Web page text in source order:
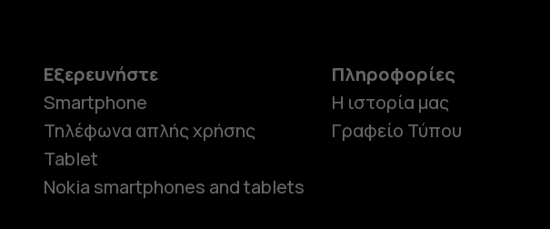
Εξερευνήστε
Smartphone
Τηλέφωνα απλής χρήσης
Tablet
Nokia smartphones and tablets
Πληροφορίες
Η ιστορία μας
Γραφείο Τύπου